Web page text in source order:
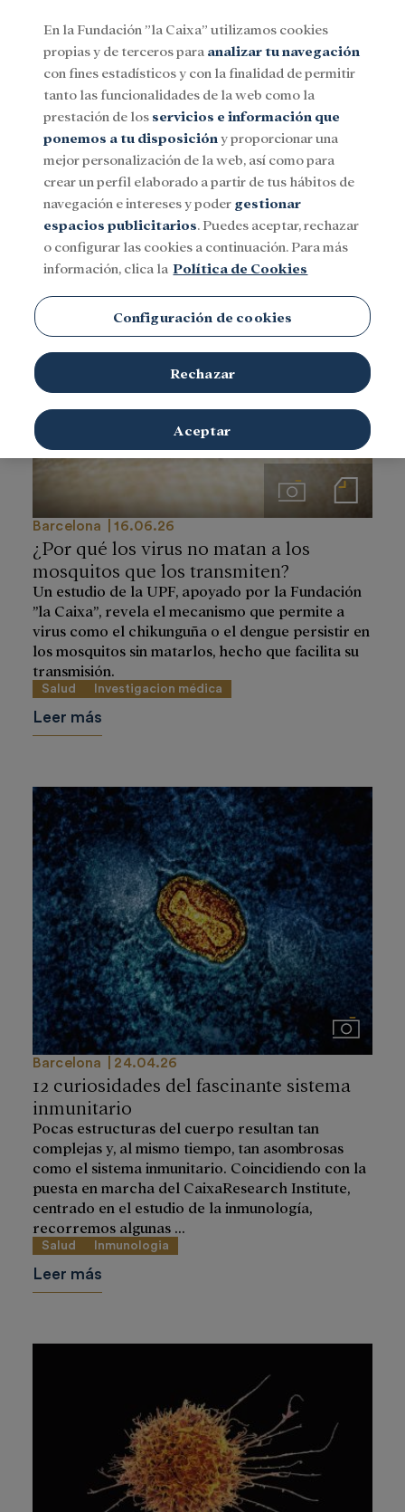
Menu
SocialInvestigación y becasCultura
Enfermedades infecciosas
ImágenesNotas de prensa
Barcelona 16.06.26
¿Por qué los virus no matan a los
mosquitos que los transmiten?
Un estudio de la UPF, apoyado por la Fundación
”la Caixa”, revela el mecanismo que permite a
virus como el chikunguña o el dengue persistir en
los mosquitos sin matarlos, hecho que facilita su
transmisión.
Salud Investigacion médica
Leer más
Imágenes
Barcelona 24.04.26
12 curiosidades del fascinante sistema
inmunitario
Pocas estructuras del cuerpo resultan tan
complejas y, al mismo tiempo, tan asombrosas
como el sistema inmunitario. Coincidiendo con la
puesta en marcha del CaixaResearch Institute,
centrado en el estudio de la inmunología,
recorremos algunas ...
Salud Inmunologia
Leer más
En la Fundación ”la Caixa” utilizamos cookies
propias y de terceros para analizar tu navegación
con fines estadísticos y con la finalidad de permitir
tanto las funcionalidades de la web como la
prestación de los servicios e información que
ponemos a tu disposición y proporcionar una
mejor personalización de la web, así como para
crear un perfil elaborado a partir de tus hábitos de
navegación e intereses y poder gestionar
espacios publicitarios. Puedes aceptar, rechazar
o configurar las cookies a continuación. Para más
información, clica la Política de Cookies
Configuración de cookies
Rechazar
Aceptar